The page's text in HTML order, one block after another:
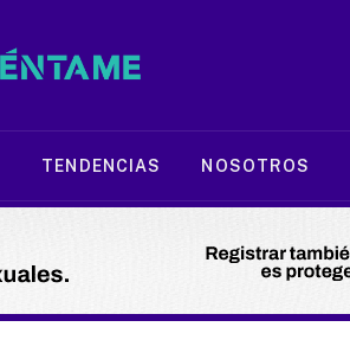
TENDENCIAS NOSOTROS